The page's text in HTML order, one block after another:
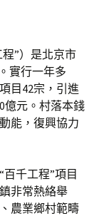
”）是北京市
實行一年多
目42宗，引進
億元。村落本錢
能，復興協力
千工程”項目
非常熱絡舉
農業鄉村範疇